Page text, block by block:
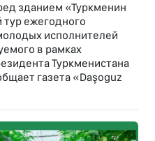
зданием «Туркменин
ежегодного
исполнителей
в рамках
Туркменистана
газета «Daşoguz